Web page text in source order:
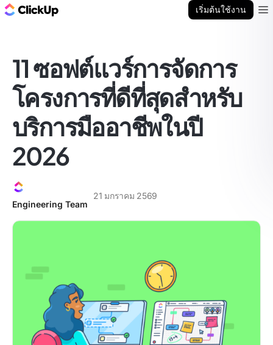
เริ่มต้นใช้งาน
11 ซอฟต์แวร์การจัดการ
โครงการที่ดีที่สุดสำหรับ
บริการมืออาชีพในปี
2026
Engineering Team
21 มกราคม 2569